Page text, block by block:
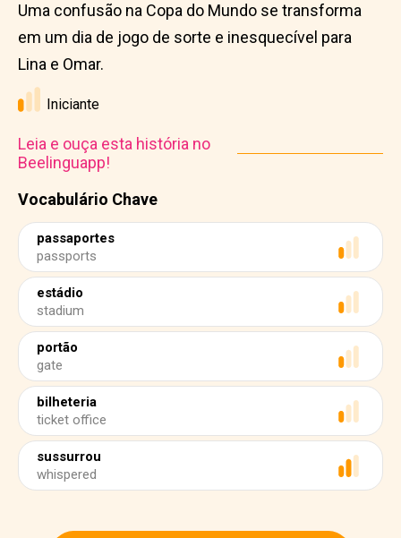
Vocabulário Chave
passaportes
passports
estádio
stadium
portão
gate
bilheteria
ticket office
sussurrou
whispered
Uma confusão na Copa do Mundo se transforma
em um dia de jogo de sorte e inesquecível para
Lina e Omar.
Iniciante
Leia e ouça esta história no
Beelinguapp!